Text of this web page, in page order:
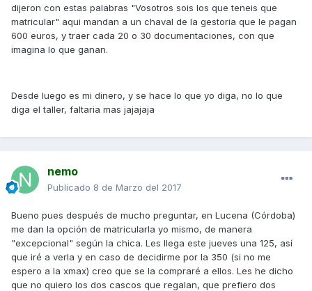
dijeron con estas palabras "Vosotros sois los que teneis que
matricular" aqui mandan a un chaval de la gestoria que le pagan
600 euros, y traer cada 20 o 30 documentaciones, con que
imagina lo que ganan.
Desde luego es mi dinero, y se hace lo que yo diga, no lo que
diga el taller, faltaria mas jajajaja
nemo
Publicado 8 de Marzo del 2017
Bueno pues después de mucho preguntar, en Lucena (Córdoba)
me dan la opción de matricularla yo mismo, de manera
"excepcional" según la chica. Les llega este jueves una 125, así
que iré a verla y en caso de decidirme por la 350 (si no me
espero a la xmax) creo que se la compraré a ellos. Les he dicho
que no quiero los dos cascos que regalan, que prefiero dos